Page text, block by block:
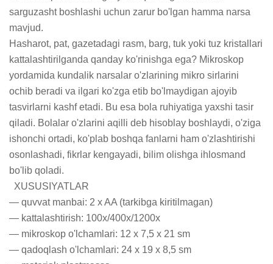
sarguzasht boshlashi uchun zarur bo'lgan hamma narsa
mavjud.
Hasharot, pat, gazetadagi rasm, barg, tuk yoki tuz kristallari
kattalashtirilganda qanday ko'rinishga ega? Mikroskop
yordamida kundalik narsalar o'zlarining mikro sirlarini
ochib beradi va ilgari ko'zga etib bo'lmaydigan ajoyib
tasvirlarni kashf etadi. Bu esa bola ruhiyatiga yaxshi tasir
qiladi. Bolalar o'zlarini aqilli deb hisoblay boshlaydi, o'ziga
ishonchi ortadi, ko'plab boshqa fanlarni ham o'zlashtirishi
osonlashadi, fikrlar kengayadi, bilim olishga ihlosmand
bo'lib qoladi.
— quvvat manbai: 2 x AA (tarkibga kiritilmagan)
— kattalashtirish: 100x/400x/1200x
— mikroskop o'lchamlari: 12 x 7,5 x 21 sm
— qadoqlash o'lchamlari: 24 x 19 x 8,5 sm